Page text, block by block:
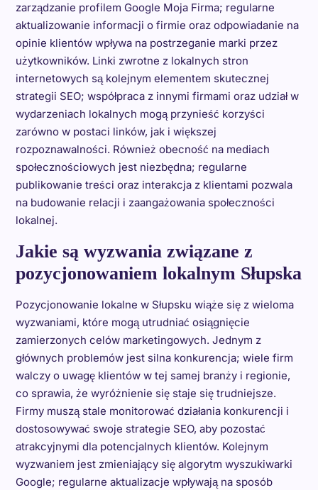
zarządzanie profilem Google Moja Firma; regularne
aktualizowanie informacji o firmie oraz odpowiadanie na
opinie klientów wpływa na postrzeganie marki przez
użytkowników. Linki zwrotne z lokalnych stron
internetowych są kolejnym elementem skutecznej
strategii SEO; współpraca z innymi firmami oraz udział w
wydarzeniach lokalnych mogą przynieść korzyści
zarówno w postaci linków, jak i większej
rozpoznawalności. Również obecność na mediach
społecznościowych jest niezbędna; regularne
publikowanie treści oraz interakcja z klientami pozwala
na budowanie relacji i zaangażowania społeczności
lokalnej.
Jakie są wyzwania związane z
pozycjonowaniem lokalnym Słupska
Pozycjonowanie lokalne w Słupsku wiąże się z wieloma
wyzwaniami, które mogą utrudniać osiągnięcie
zamierzonych celów marketingowych. Jednym z
głównych problemów jest silna konkurencja; wiele firm
walczy o uwagę klientów w tej samej branży i regionie,
co sprawia, że wyróżnienie się staje się trudniejsze.
Firmy muszą stale monitorować działania konkurencji i
dostosowywać swoje strategie SEO, aby pozostać
atrakcyjnymi dla potencjalnych klientów. Kolejnym
wyzwaniem jest zmieniający się algorytm wyszukiwarki
Google; regularne aktualizacje wpływają na sposób